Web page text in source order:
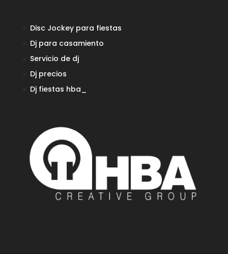
Disc Jockey para fiestas
Dj para casamiento
Servicio de dj
Dj precios
Dj fiestas hba_